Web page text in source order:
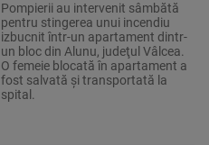
Pompierii au intervenit sâmbătă
pentru stingerea unui incendiu
izbucnit într-un apartament dintr-
un bloc din Alunu, judeţul Vâlcea.
O femeie blocată în apartament a
fost salvată şi transportată la
spital.